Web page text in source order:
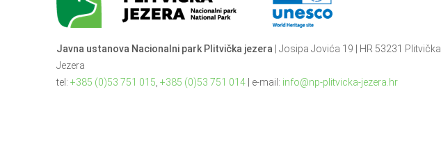
Javna ustanova Nacionalni park Plitvička jezera| Josipa Jovića 19 | HR 53231 Plitvička
Jezera
tel: +385 (0)53 751 015, +385 (0)53 751 014| e-mail: info@np-plitvicka-jezera.hr